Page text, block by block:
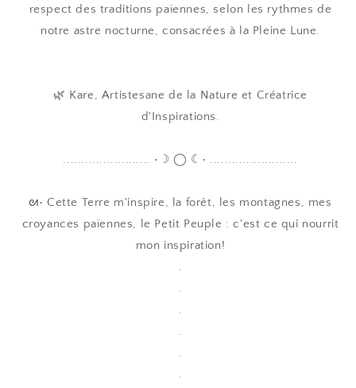
respect des traditions païennes, selon les rythmes de
notre astre nocturne, consacrées à la Pleine Lune.
🌿 Kare, Artistesane de la Nature et Créatrice
d'Inspirations.
........................ •☽ ◯ ☾• ........................
ᘛ• Cette Terre m'inspire, la forêt, les montagnes, mes
croyances païennes, le Petit Peuple : c'est ce qui nourrit
mon inspiration!
.
.
.
.
.
.